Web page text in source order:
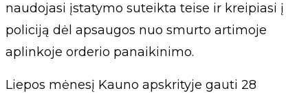
naudojasi įstatymo suteikta teise ir kreipiasi į
policiją dėl apsaugos nuo smurto artimoje
aplinkoje orderio panaikinimo.
Liepos mėnesį Kauno apskrityje gauti 28